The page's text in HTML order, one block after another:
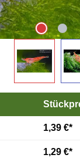
1,39 €*
1,29 €*